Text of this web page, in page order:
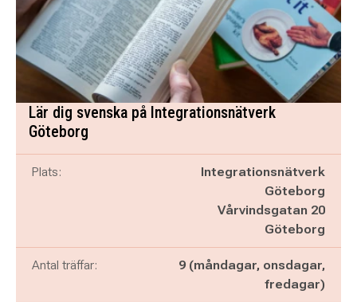
Lär dig svenska på Integrationsnätverk
Göteborg
Plats:
Integrationsnätverk
Göteborg
Vårvindsgatan 20
Göteborg
Antal träffar:
9 (måndagar, onsdagar,
fredagar)